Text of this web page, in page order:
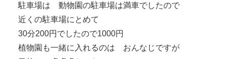
駐車場は 動物園の駐車場は満車でしたので
近くの駐車場にとめて
30分200円でしたので1000円
植物園も一緒に入れるのは おんなじですが